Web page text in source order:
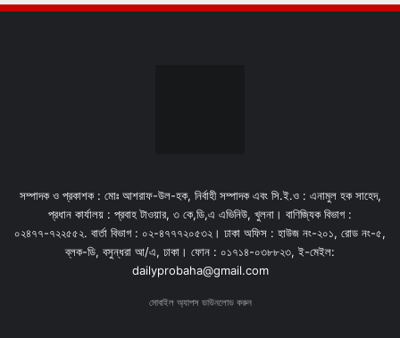
সম্পাদক ও প্রকাশক : মোঃ আশরাফ-উল-হক, নির্বাহী সম্পাদক এবং সি.ই.ও : এনামুল হক সাহেদ,
প্রধান কার্যালয় : প্রবাহ টাওয়ার, ৩ কে,ডি,এ এভিনিউ, খুলনা। বাণিজ্যিক বিভাগ :
০২৪৭৭-৭২২৫৫২. বার্তা বিভাগ : ০২-৪৭৭৭২০৫৩২। ঢাকা অফিস : হাউজ নং-২০১, রোড নং-৫,
ব্লক-ডি, বসুন্ধরা আ/এ, ঢাকা। ফোন : ০১৭১৪-০৩৮৮২৩, ই-মেইল:
dailyprobaha@gmail.com
মোবাইল অ্যাপস ডাউনলোড করুন